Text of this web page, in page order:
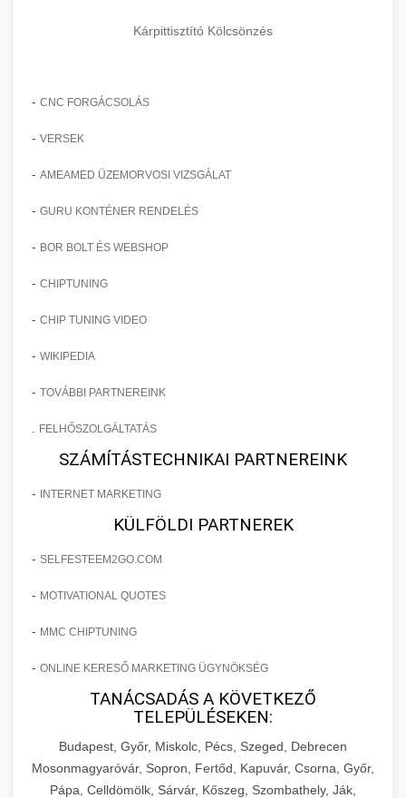
Kárpittisztító Kölcsönzés
- CNC FORGÁCSOLÁS
- VERSEK
- AMEAMED ÜZEMORVOSI VIZSGÁLAT
- GURU KONTÉNER RENDELÉS
- BOR BOLT ÉS WEBSHOP
- CHIPTUNING
- CHIP TUNING VIDEO
- WIKIPEDIA
- TOVÁBBI PARTNEREINK
FELHŐSZOLGÁLTATÁS
SZÁMÍTÁSTECHNIKAI PARTNEREINK
- INTERNET MARKETING
KÜLFÖLDI PARTNEREK
- SELFESTEEM2GO.COM
- MOTIVATIONAL QUOTES
- MMC CHIPTUNING
- ONLINE KERESŐ MARKETING ÜGYNÖKSÉG
TANÁCSADÁS A KÖVETKEZŐ
TELEPÜLÉSEKEN:
Budapest, Győr, Miskolc, Pécs, Szeged, Debrecen
Mosonmagyaróvár, Sopron, Fertőd, Kapuvár, Csorna, Győr,
Pápa, Celldömölk, Sárvár, Kőszeg, Szombathely, Ják,